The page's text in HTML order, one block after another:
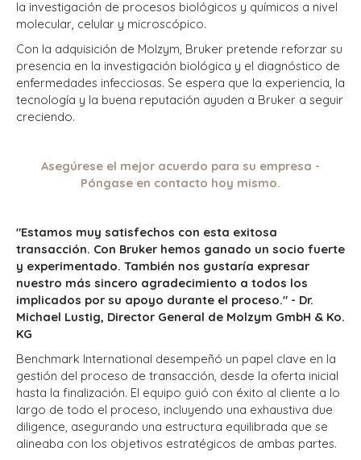
la investigación de procesos biológicos y químicos a nivel
molecular, celular y microscópico.
Con la adquisición de Molzym, Bruker pretende reforzar su
presencia en la investigación biológica y el diagnóstico de
enfermedades infecciosas. Se espera que la experiencia, la
tecnología y la buena reputación ayuden a Bruker a seguir
creciendo.
Asegúrese el mejor acuerdo para su empresa -
Póngase en contacto hoy mismo.
"Estamos muy satisfechos con esta exitosa
transacción. Con Bruker hemos ganado un socio fuerte
y experimentado. También nos gustaría expresar
nuestro más sincero agradecimiento a todos los
implicados por su apoyo durante el proceso." - Dr.
Michael Lustig, Director General de Molzym GmbH & Ko.
KG
Benchmark International desempeñó un papel clave en la
gestión del proceso de transacción, desde la oferta inicial
hasta la finalización. El equipo guió con éxito al cliente a lo
largo de todo el proceso, incluyendo una exhaustiva due
diligence, asegurando una estructura equilibrada que se
alineaba con los objetivos estratégicos de ambas partes.